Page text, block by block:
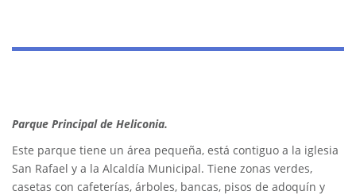
Parque Principal de Heliconia.
Este parque tiene un área pequeña, está contiguo a la iglesia
San Rafael y a la Alcaldía Municipal. Tiene zonas verdes,
casetas con cafeterías, árboles, bancas, pisos de adoquín y